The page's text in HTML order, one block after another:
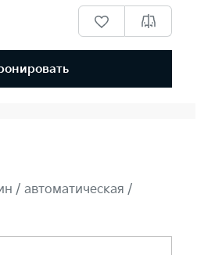
/ автоматическая /